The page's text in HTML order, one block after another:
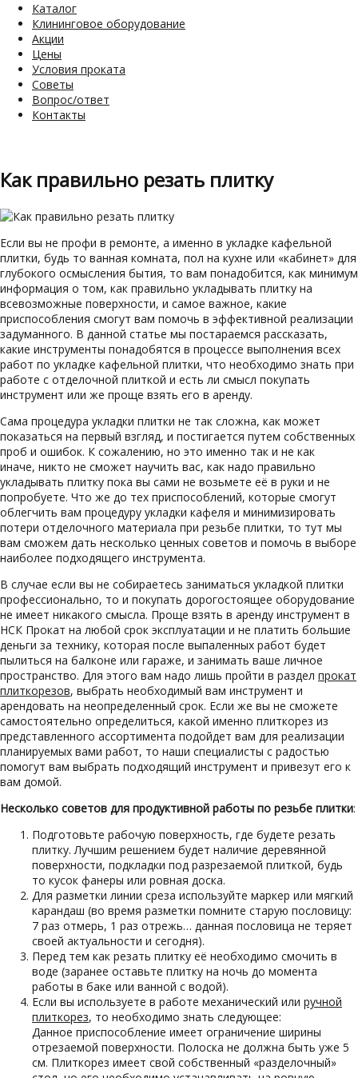
Каталог
Клининговое оборудование
Акции
Цены
Условия проката
Советы
Вопрос/ответ
Контакты
Как правильно резать плитку
Если вы не профи в ремонте, а именно в укладке кафельной
плитки, будь то ванная комната, пол на кухне или «кабинет» для
глубокого осмысления бытия, то вам понадобится, как минимум
информация о том, как правильно укладывать плитку на
всевозможные поверхности, и самое важное, какие
приспособления смогут вам помочь в эффективной реализации
задуманного. В данной статье мы постараемся рассказать,
какие инструменты понадобятся в процессе выполнения всех
работ по укладке кафельной плитки, что необходимо знать при
работе с отделочной плиткой и есть ли смысл покупать
инструмент или же проще взять его в аренду.
Сама процедура укладки плитки не так сложна, как может
показаться на первый взгляд, и постигается путем собственных
проб и ошибок. К сожалению, но это именно так и не как
иначе, никто не сможет научить вас, как надо правильно
укладывать плитку пока вы сами не возьмете её в руки и не
попробуете. Что же до тех приспособлений, которые смогут
облегчить вам процедуру укладки кафеля и минимизировать
потери отделочного материала при резьбе плитки, то тут мы
вам сможем дать несколько ценных советов и помочь в выборе
наиболее подходящего инструмента.
В случае если вы не собираетесь заниматься укладкой плитки
профессионально, то и покупать дорогостоящее оборудование
не имеет никакого смысла. Проще взять в аренду инструмент в
НСК Прокат на любой срок эксплуатации и не платить большие
деньги за технику, которая после выпаленных работ будет
пылиться на балконе или гараже, и занимать ваше личное
пространство. Для этого вам надо лишь пройти в раздел прокат
плиткорезов, выбрать необходимый вам инструмент и
арендовать на неопределенный срок. Если же вы не сможете
самостоятельно определиться, какой именно плиткорез из
представленного ассортимента подойдет вам для реализации
планируемых вами работ, то наши специалисты с радостью
помогут вам выбрать подходящий инструмент и привезут его к
вам домой.
Несколько советов для продуктивной работы по резьбе плитки:
Подготовьте рабочую поверхность, где будете резать
плитку. Лучшим решением будет наличие деревянной
поверхности, подкладки под разрезаемой плиткой, будь
то кусок фанеры или ровная доска.
Для разметки линии среза используйте маркер или мягкий
карандаш (во время разметки помните старую пословицу:
7 раз отмерь, 1 раз отрежь… данная пословица не теряет
своей актуальности и сегодня).
Перед тем как резать плитку её необходимо смочить в
воде (заранее оставьте плитку на ночь до момента
работы в баке или ванной с водой).
Если вы используете в работе механический или ручной
плиткорез, то необходимо знать следующее:
Данное приспособление имеет ограничение ширины
отрезаемой поверхности. Полоска не должна быть уже 5
см. Плиткорез имеет свой собственный «разделочный»